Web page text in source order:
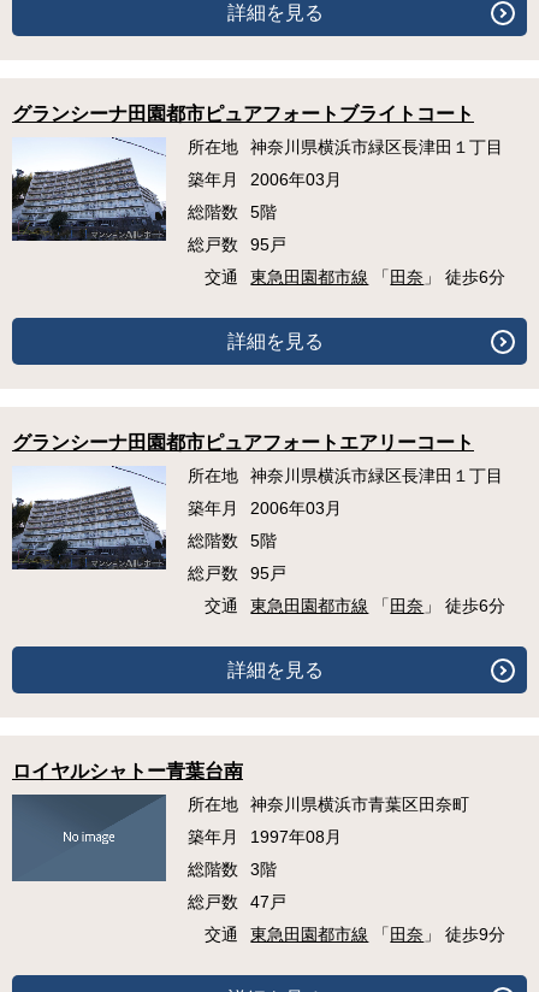
詳細を見る
グランシーナ田園都市ピュアフォートブライトコート
所在地
神奈川県横浜市緑区長津田１丁目
築年月
2006年03月
総階数
5階
総戸数
95戸
交通
東急田園都市線 「 田奈 」 徒歩6分
詳細を見る
グランシーナ田園都市ピュアフォートエアリーコート
所在地
神奈川県横浜市緑区長津田１丁目
築年月
2006年03月
総階数
5階
総戸数
95戸
交通
東急田園都市線 「 田奈 」 徒歩6分
詳細を見る
ロイヤルシャトー青葉台南
所在地
神奈川県横浜市青葉区田奈町
築年月
1997年08月
総階数
3階
総戸数
47戸
交通
東急田園都市線 「 田奈 」 徒歩9分